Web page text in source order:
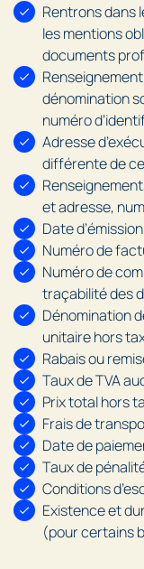
Rentrons dans
les mentions
documents
dénomination
numéro
Adresse
différente de
et adresse,
Date
Numéro de
Numéro de
traçabilité des
Dénomination
unitaire hors
Rabais ou
Taux de TVA
Prix total hors
Frais de
Date de
Taux de
Conditions
Existence et
(pour certains